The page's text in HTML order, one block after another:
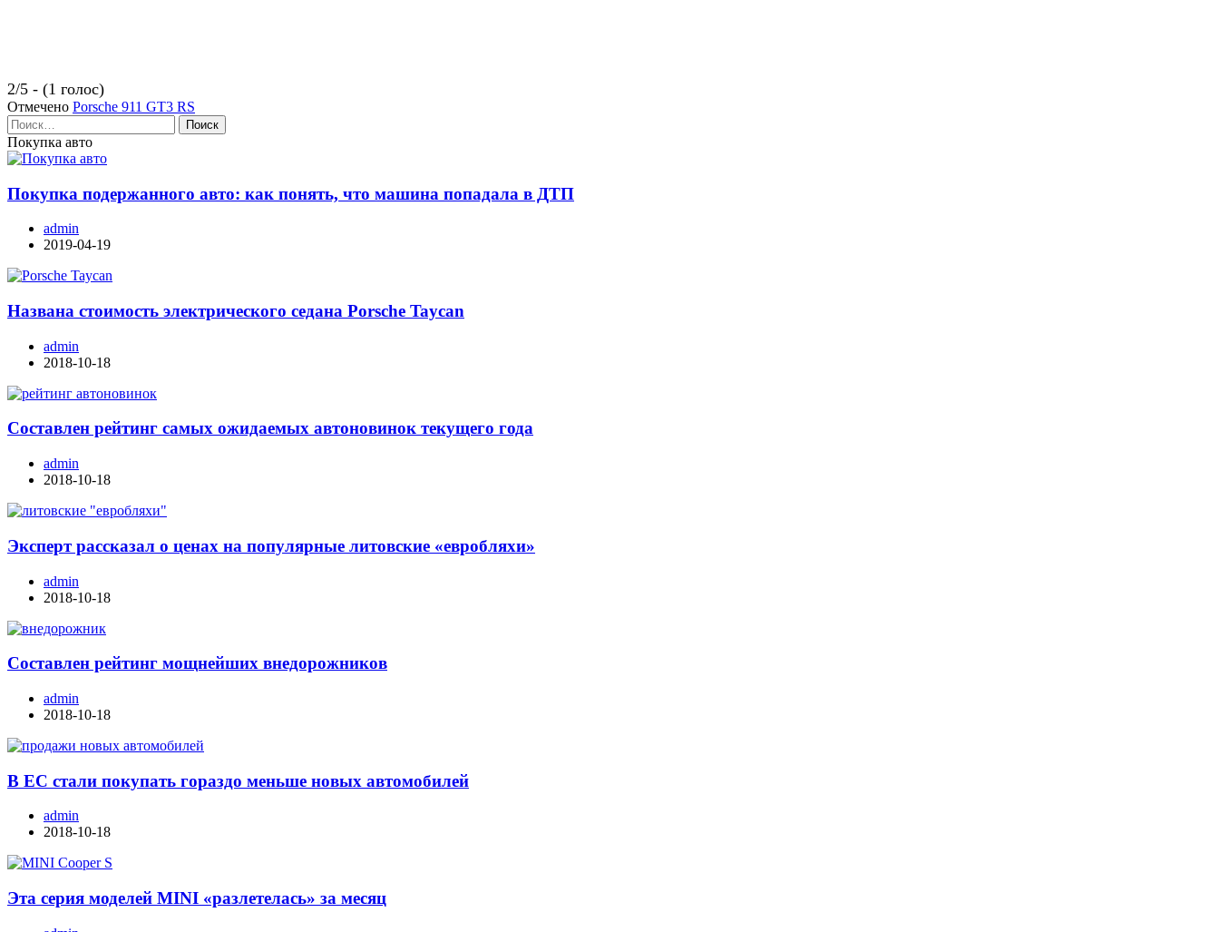
2/5 - (1 голос)
Отмечено Porsche 911 GT3 RS
Найти:
Покупка авто
Покупка подержанного авто: как понять, что машина попадала в ДТП
admin
2019-04-19
Названа стоимость электрического седана Porsche Taycan
admin
2018-10-18
Составлен рейтинг самых ожидаемых автоновинок текущего года
admin
2018-10-18
Эксперт рассказал о ценах на популярные литовские «евробляхи»
admin
2018-10-18
Составлен рейтинг мощнейших внедорожников
admin
2018-10-18
В ЕС стали покупать гораздо меньше новых автомобилей
admin
2018-10-18
Эта серия моделей MINI «разлетелась» за месяц